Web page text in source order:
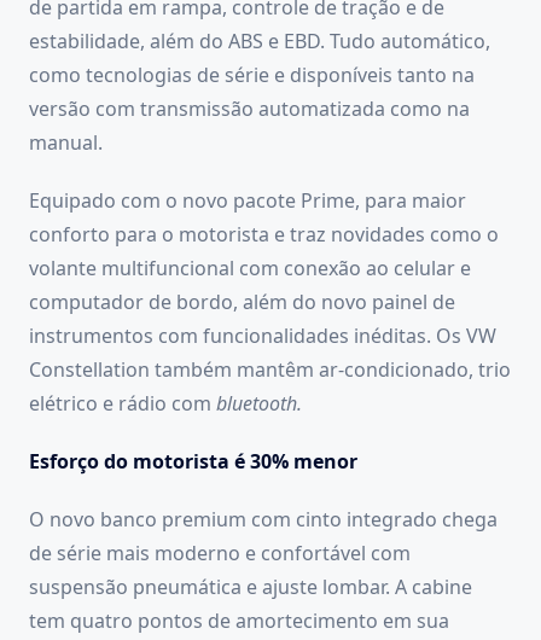
de partida em rampa, controle de tração e de
estabilidade, além do ABS e EBD. Tudo automático,
como tecnologias de série e disponíveis tanto na
versão com transmissão automatizada como na
manual.
Equipado com o novo pacote Prime, para maior
conforto para o motorista e traz novidades como o
volante multifuncional com conexão ao celular e
computador de bordo, além do novo painel de
instrumentos com funcionalidades inéditas. Os VW
Constellation também mantêm ar-condicionado, trio
elétrico e rádio com bluetooth.
Esforço do motorista é 30% menor
O novo banco premium com cinto integrado chega
de série mais moderno e confortável com
suspensão pneumática e ajuste lombar. A cabine
tem quatro pontos de amortecimento em sua